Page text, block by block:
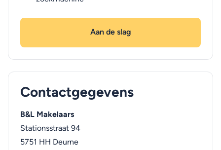
Aan de slag
Contactgegevens
B&L Makelaars
Stationsstraat 94
5751 HH Deurne